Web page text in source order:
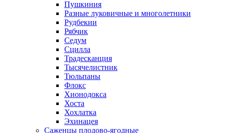
Пушкиния
Разные луковичные и многолетники
Рудбекии
Рябчик
Седум
Сцилла
Традесканция
Тысячелистник
Тюльпаны
Флокс
Хионодокса
Хоста
Хохлатка
Эхинацея
Саженцы плодово-ягодные